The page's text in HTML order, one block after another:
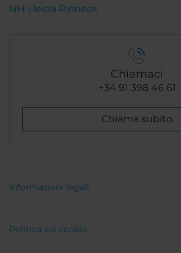
NH Lleida Pirineos
Chiamaci
+34 91 398 46 61
Chiama subito
Informazioni legali
Politica sui cookie